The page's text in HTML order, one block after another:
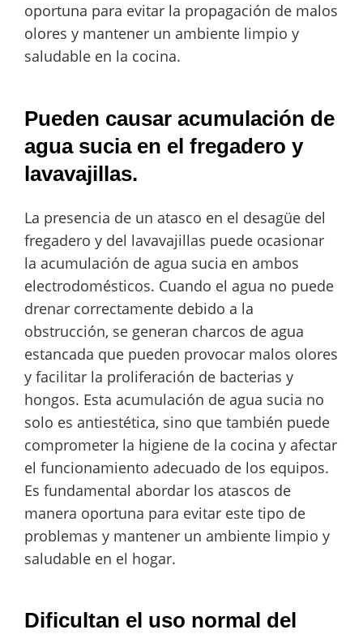
oportuna para evitar la propagación de malos
olores y mantener un ambiente limpio y
saludable en la cocina.
Pueden causar acumulación de
agua sucia en el fregadero y
lavavajillas.
La presencia de un atasco en el desagüe del
fregadero y del lavavajillas puede ocasionar
la acumulación de agua sucia en ambos
electrodomésticos. Cuando el agua no puede
drenar correctamente debido a la
obstrucción, se generan charcos de agua
estancada que pueden provocar malos olores
y facilitar la proliferación de bacterias y
hongos. Esta acumulación de agua sucia no
solo es antiestética, sino que también puede
comprometer la higiene de la cocina y afectar
el funcionamiento adecuado de los equipos.
Es fundamental abordar los atascos de
manera oportuna para evitar este tipo de
problemas y mantener un ambiente limpio y
saludable en el hogar.
Dificultan el uso normal del